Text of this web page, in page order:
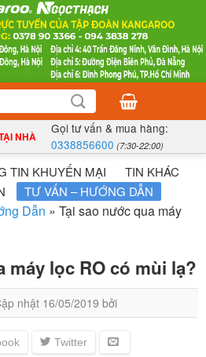
NHÀ
Gọi tư vấn & mua hàng:
0338856600 (7:30-22:00)
TIN KHUYẾN MẠI
TIN KHÁC
TƯ VẤN – HƯỚNG DẪN
Dẫn » Tại sao nước qua máy
máy lọc RO có mùi lạ?
nhật 16/05/2019 bởi